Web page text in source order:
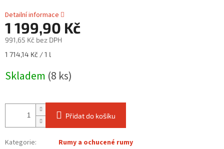
Detailní informace
1 199,90 Kč
991,65 Kč bez DPH
Měrná
1 714,14 Kč / 1 l
Skladem (8 ks)
Přidat do košíku
Kategorie:
Rumy a ochucené rumy